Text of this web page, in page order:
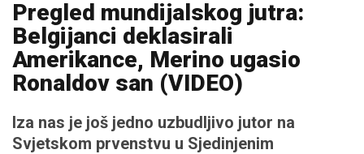
Pregled mundijalskog jutra:
Belgijanci deklasirali
Amerikance, Merino ugasio
Ronaldov san (VIDEO)
Iza nas je još jedno uzbudljivo jutor na
Svjetskom prvenstvu u Sjedinjenim